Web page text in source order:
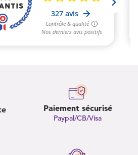
Paiement sécurisé
Paypal/CB/Visa